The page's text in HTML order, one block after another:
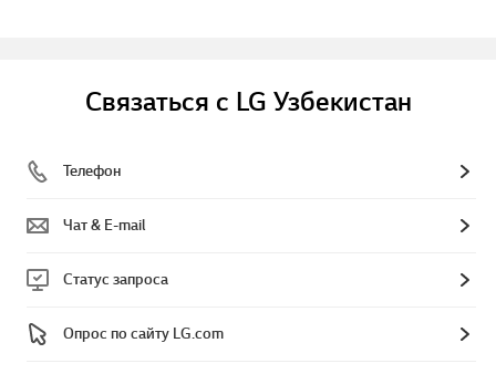
Связаться с LG Узбекистан
Телефон
Чат & E-mail
Статус запроса
Опрос по сайту LG.com